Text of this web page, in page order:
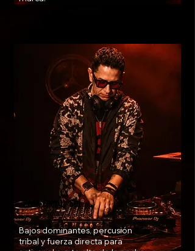
Peak Energy Set
Bajos dominantes, percusión
tribal y fuerza directa para